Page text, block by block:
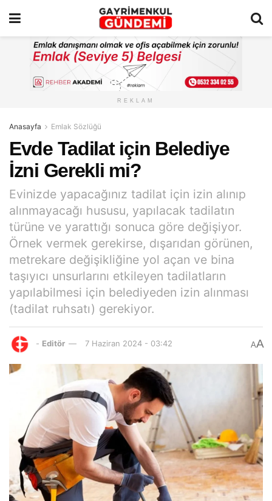
REKLAM
Anasayfa Emlak Sözlüğü
Evde Tadilat için Belediye
İzni Gerekli mi?
Evinizde yapacağınız tadilat için izin alınıp
alınmayacağı hususu, yapılacak tadilatın
türüne ve yarattığı sonuca göre değişiyor.
Örnek vermek gerekirse, dışarıdan görünen,
metrekare değişikliğine yol açan ve bina
taşıyıcı unsurlarını etkileyen tadilatların
yapılabilmesi için belediyeden izin alınması
(tadilat ruhsatı) gerekiyor.
- Editör 7 Haziran 2024 - 03:42 AA